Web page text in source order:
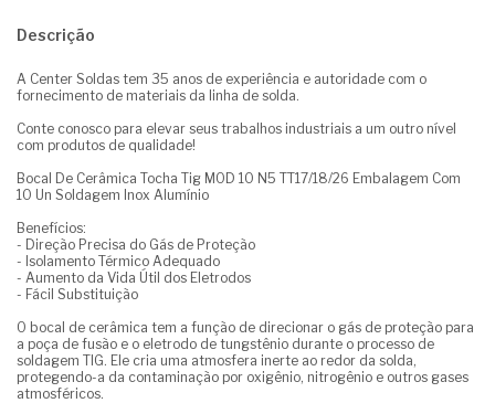
Descrição
A Center Soldas tem 35 anos de experiência e autoridade com o
fornecimento de materiais da linha de solda.
Conte conosco para elevar seus trabalhos industriais a um outro nível
com produtos de qualidade!
Bocal De Cerâmica Tocha Tig MOD 10 N5 TT17/18/26 Embalagem Com
10 Un Soldagem Inox Alumínio
Benefícios:
- Direção Precisa do Gás de Proteção
- Isolamento Térmico Adequado
- Aumento da Vida Útil dos Eletrodos
- Fácil Substituição
O bocal de cerâmica tem a função de direcionar o gás de proteção para
a poça de fusão e o eletrodo de tungstênio durante o processo de
soldagem TIG. Ele cria uma atmosfera inerte ao redor da solda,
protegendo-a da contaminação por oxigênio, nitrogênio e outros gases
atmosféricos.